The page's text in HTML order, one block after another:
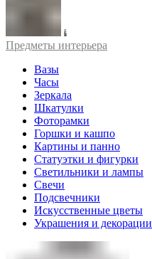
Предметы интерьера
Вазы
Часы
Зеркала
Шкатулки
Фоторамки
Горшки и кашпо
Картины и панно
Статуэтки и фигурки
Светильники и лампы
Свечи
Подсвечники
Искусственные цветы
Украшения и декорации